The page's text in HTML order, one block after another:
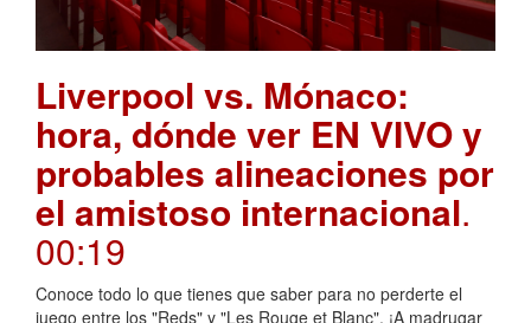
Liverpool vs. Mónaco:
hora, dónde ver EN VIVO y
probables alineaciones por
el amistoso internacional.
00:19
Conoce todo lo que tienes que saber para no perderte el
juego entre los "Reds" y "Les Rouge et Blanc". ¡A madrugar